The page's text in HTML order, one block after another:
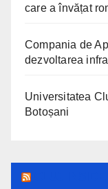
care a învățat
Compania de
dezvoltarea
Universitatea
Botoșani